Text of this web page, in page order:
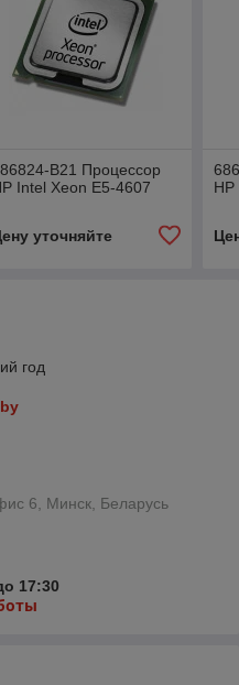
B21 Процессор
Intel Xeon E5-4607
уточняйте
год
6, Минск, Беларусь
17:30